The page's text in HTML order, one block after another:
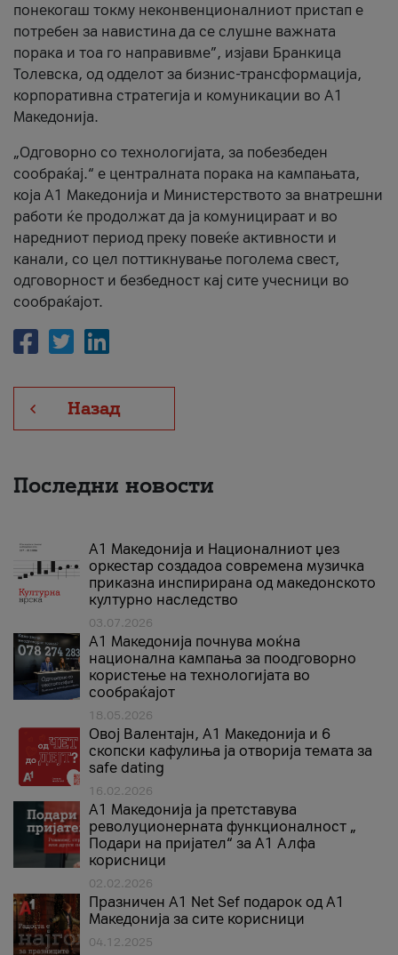
понекогаш токму неконвенционалниот пристап е
потребен за навистина да се слушне важната
порака и тоа го направивме”, изјави Бранкица
Толевска, од одделот за бизнис-трансформација,
корпоративна стратегија и комуникации во А1
Македонија.
„Одговорно со технологијата, за побезбеден
сообраќај.“ е централната порака на кампањата,
која A1 Македонија и Министерството за внатрешни
работи ќе продолжат да ја комуницираат и во
наредниот период преку повеќе активности и
канали, со цел поттикнување поголема свест,
одговорност и безбедност кај сите учесници во
сообраќајот.
Назад
Последни новости
А1 Македонија и Националниот џез
оркестар создадоа современа музичка
приказна инспирирана од македонското
културно наследство
03.07.2026
A1 Македонија почнува моќна
национална кампања за поодговорно
користење на технологијата во
сообраќајот
18.05.2026
Овој Валентајн, A1 Македонија и 6
скопски кафулиња ја отворија темата за
safe dating
16.02.2026
А1 Македонија ја претставува
револуционерната функционалност „
Подари на пријател“ за А1 Алфа
корисници
02.02.2026
Празничен A1 Net Sеf подарок од А1
Македонија за сите корисници
04.12.2025